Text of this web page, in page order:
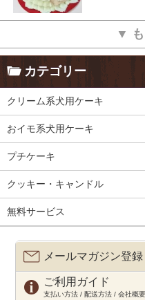
▼ も
カテゴリー
クリーム系犬用ケーキ
おイモ系犬用ケーキ
プチケーキ
クッキー・キャンドル
無料サービス
メールマガジン登
ご利用ガイド
支払い方法 / 配送方法 / 会社概要